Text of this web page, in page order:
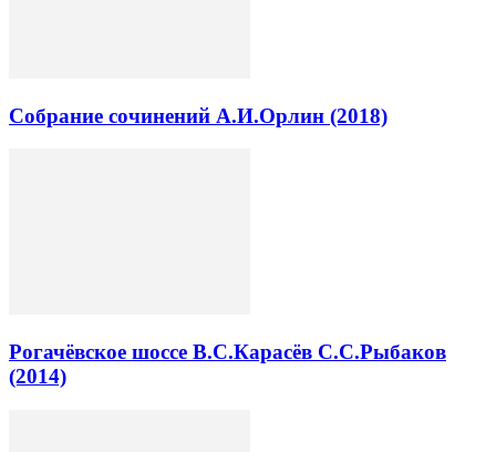
Собрание сочинений А.И.Орлин (2018)
Рогачёвское шоссе В.С.Карасёв С.С.Рыбаков
(2014)